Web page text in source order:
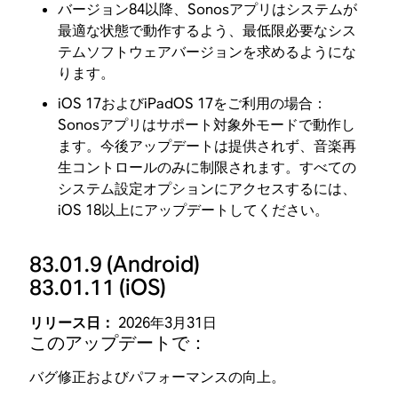
バージョン84以降、Sonosアプリはシステムが
最適な状態で動作するよう、最低限必要なシス
テムソフトウェアバージョンを求めるようにな
ります。
iOS 17およびiPadOS 17をご利用の場合：
Sonosアプリはサポート対象外モードで動作し
ます。今後アップデートは提供されず、音楽再
生コントロールのみに制限されます。すべての
システム設定オプションにアクセスするには、
iOS 18以上にアップデートしてください。
83.01.9 (Android)
83.01.11 (iOS)
リリース日： 2026年3月31日
このアップデートで：
バグ修正およびパフォーマンスの向上。